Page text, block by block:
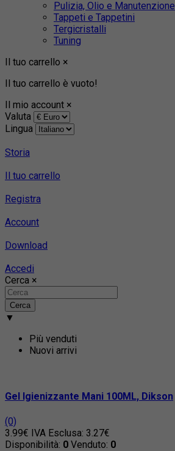
Pulizia, Olio e Manutenzione
Tappeti e Tappetini
Tergicristalli
Tuning
Il tuo carrello ×
Il tuo carrello è vuoto!
Il mio account ×
Valuta
Lingua
Storia
Il tuo carrello
Registra
Account
Download
Accedi
Cerca ×
Cerca
▼
Più venduti
Nuovi arrivi
Gel Igienizzante Mani 100ML, Dikson
(0)
3.99€ IVA Esclusa: 3.27€
Disponibilità: 0 Venduto: 0